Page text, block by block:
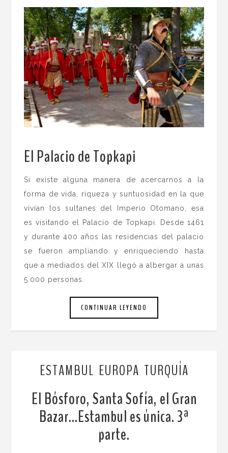
El Palacio de Topkapi
Si existe alguna manera de acercarnos a la
forma de vida, riqueza y suntuosidad en la que
vivían los sultanes del Imperio Otomano, esa
es visitando el Palacio de Topkapi. Desde 1461
y durante 400 años las residencias del palacio
se fueron ampliando y enriqueciendo hasta
que a mediados del XIX llegó a albergar a unas
5.000 personas.
CONTINUAR LEYENDO
ESTAMBUL EUROPA TURQUÍA
El Bósforo, Santa Sofía, el Gran
Bazar…Estambul es única. 3ª
parte.